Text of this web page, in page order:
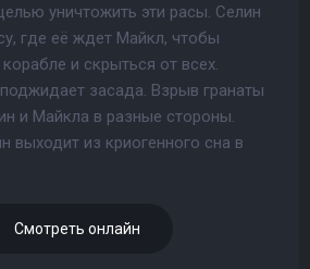
уничтожить эти расы. Селин
где её ждет Майкл, чтобы
и скрыться от всех.
засада. Взрыв гранаты
и Майкла в разные стороны.
выходит из криогенного сна в
Смотреть онлайн